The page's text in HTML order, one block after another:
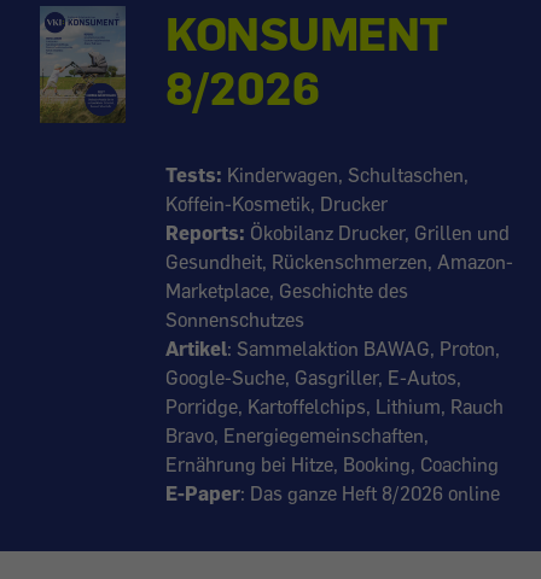
KONSUMENT
8/2026
Tests: Kinderwagen, Schultaschen,
Koffein-Kosmetik, Drucker
Reports: Ökobilanz Drucker, Grillen und
Gesundheit, Rückenschmerzen, Amazon-
Marketplace, Geschichte des
Sonnenschutzes
Artikel: Sammelaktion BAWAG, Proton,
Google-Suche, Gasgriller, E-Autos,
Porridge, Kartoffelchips, Lithium, Rauch
Bravo, Energiegemeinschaften,
Ernährung bei Hitze, Booking, Coaching
E-Paper: Das ganze Heft 8/2026 online